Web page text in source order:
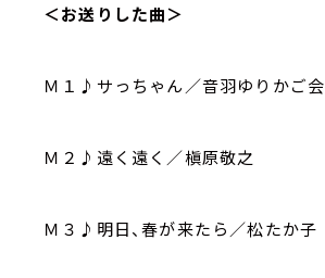
＜お送りした曲＞
Ｍ１♪サっちゃん／音羽ゆりかご会
Ｍ２♪遠く遠く／槇原敬之
Ｍ３♪明日、春が来たら／松たか子